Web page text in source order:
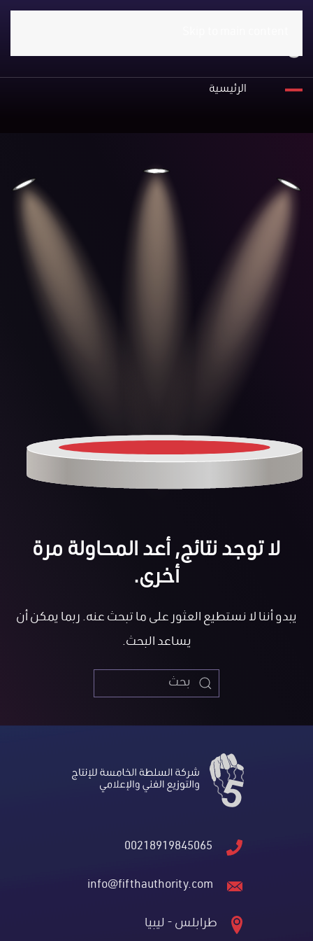
الأرشيف
الرئيسية
لا توجد نتائج, أعد المحاولة مرة
أخرى.
يبدو أننا لا نستطيع العثور على ما تبحث عنه. ربما يمكن أن
يساعد البحث.
00218919845065
info@fifthauthority.com
طرابلس - ليبيا